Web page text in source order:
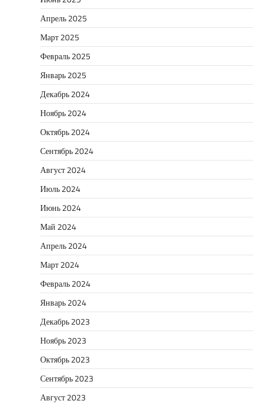
Апрель 2025
Март 2025
Февраль 2025
Январь 2025
Декабрь 2024
Ноябрь 2024
Октябрь 2024
Сентябрь 2024
Август 2024
Июль 2024
Июнь 2024
Май 2024
Апрель 2024
Март 2024
Февраль 2024
Январь 2024
Декабрь 2023
Ноябрь 2023
Октябрь 2023
Сентябрь 2023
Август 2023